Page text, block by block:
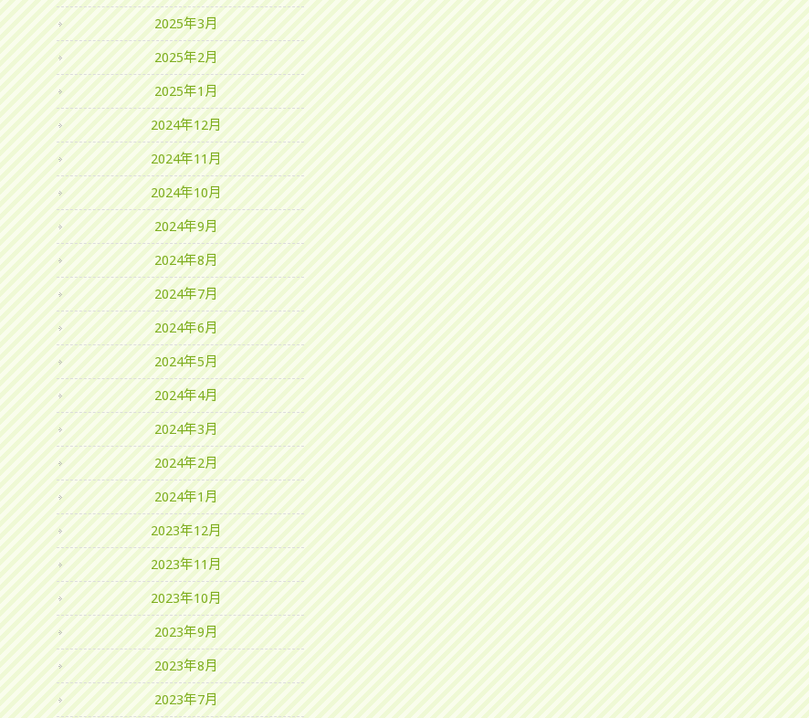
2025年3月
2025年2月
2025年1月
2024年12月
2024年11月
2024年10月
2024年9月
2024年8月
2024年7月
2024年6月
2024年5月
2024年4月
2024年3月
2024年2月
2024年1月
2023年12月
2023年11月
2023年10月
2023年9月
2023年8月
2023年7月